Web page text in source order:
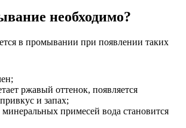
необходимо?
в промывании при появлении таких
ржавый оттенок, появляется
и запах;
примесей вода становится